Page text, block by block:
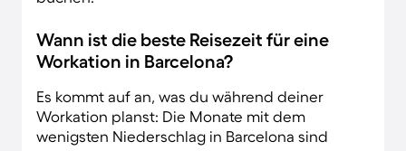
Wann ist die beste Reisezeit für eine
Workation in Barcelona?
Es kommt auf an, was du während deiner
Workation planst: Die Monate mit dem
wenigsten Niederschlag in Barcelona sind